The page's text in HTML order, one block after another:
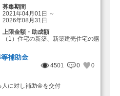
募集期間
2021年04月01日 ～
2026年08月31日
上限金額・助成額
（1）住宅の新築、新築建売住宅の購
登録事業者利用の場合25万円加
算（50万円＋25万円加算＝75万円）
算（25万円＋25万円加算＝50万円）
等補助金
4501 0
0
に対し補助金を交付